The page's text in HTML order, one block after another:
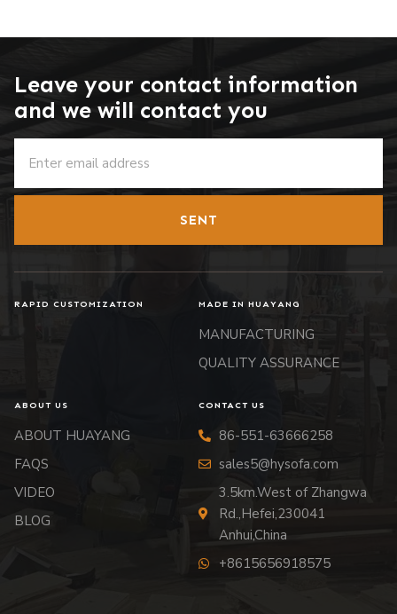
Leave your contact information
and we will contact you
SENT
RAPID CUSTOMIZATION MADE IN HUAYANG
MANUFACTURING
QUALITY ASSURANCE
ABOUT US
ABOUT HUAYANG
FAQS
VIDEO
BLOG
CONTACT US
86-551-63666258
sales5@hysofa.com
3.5km.West of Zhangwa
Rd.,Hefei,230041
Anhui,China
+8615656918575